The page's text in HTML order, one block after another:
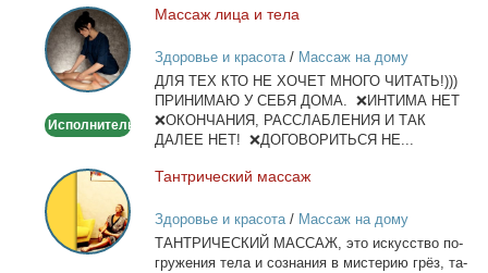
Массаж
лица
и
тела
Исполнитель
Мас­саж ли­ца и те­ла
Здоровье и красота/ Массаж на дому
ДЛЯ ТЕХ КТО НЕ ХОЧЕТ МНОГО ЧИТАТЬ!)))
ПРИНИМАЮ У СЕБЯ ДОМА. ❌ИНТИМА НЕТ
❌ОКОНЧАНИЯ, РАССЛАБЛЕНИЯ И ТАК
ДАЛЕЕ НЕТ! ❌ДОГОВОРИТЬСЯ НЕ...
Тантрический
массаж
Тан­три­че­ский мас­саж
Здоровье и красота/ Массаж на дому
ТАНТРИЧЕСКИЙ МАССАЖ, это ис­кус­ство по­
гру­же­ния те­ла и со­зна­ния в ми­сте­рию грёз, та­